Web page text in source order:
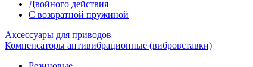
Двойного действия
С возвратной пружиной
Аксессуары для приводов
Компенсаторы антивибрационные (вибровставки)